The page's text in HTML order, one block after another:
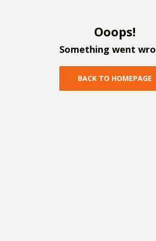
Ooops!
Something went wro
BACK TO HOMEPAGE